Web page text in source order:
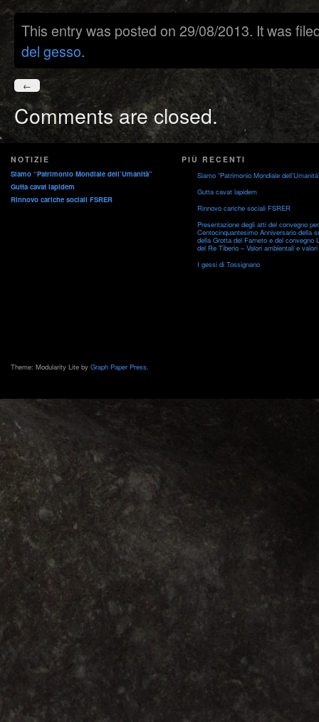
This entry was posted on 29/08/2013. It was
del gesso.
←
Comments are closed.
NOTIZIE
Siamo “Patrimonio Mondiale dell’Umanità”
Gutta cavat lapidem
Rinnovo cariche sociali FSRER
PIÙ RECENTI
Siamo “Patrimonio Mondiale
Gutta cavat lapidem
Rinnovo cariche sociali FSRER
Presentazione degli atti del convegno
Centocinquantesimo Anniversario della
della Grotta del Farneto e del convegno
del Re Tiberio – Valori ambientali e
I gessi di Tossignano
Theme: Modularity Lite by Graph Paper Press.